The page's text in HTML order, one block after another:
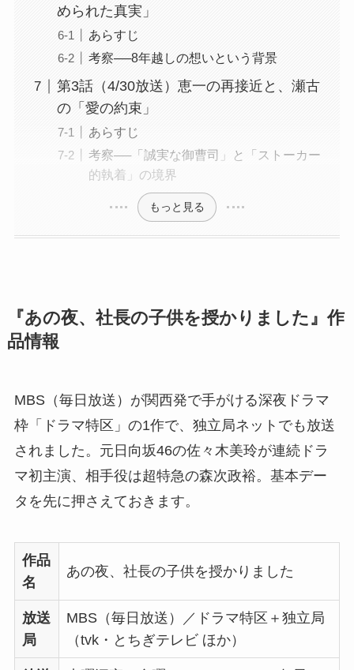
められた真実」
あらすじ
考察──8年越しの想いという背景
第3話（4/30放送）恵一の再接近と、瀬古
の「愛の約束」
あらすじ
考察──「誠実な御曹司」と「ストーカー
的執着」の境界
もっと見る
『あの夜、社長の子供を授かりました』作
品情報
MBS（毎日放送）が関西発で手がける深夜ドラマ
枠「ドラマ特区」の1作で、独立局ネットでも放送
されました。元日向坂46の佐々木美玲が連続ドラ
マ初主演、相手役は超特急の森次政裕。基本デー
タを先に押さえておきます。
作品
名
あの夜、社長の子供を授かりました
放送
局
MBS（毎日放送）／ドラマ特区＋独立局
（tvk・とちぎテレビ ほか）